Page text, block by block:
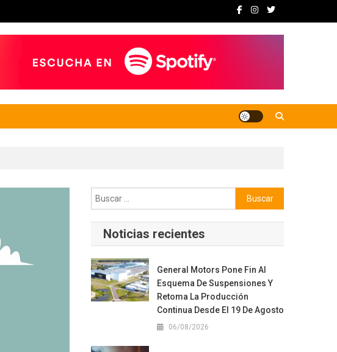
Buscar:
Noticias recientes
General Motors Pone Fin Al
Esquema De Suspensiones Y
Retoma La Producción
Continua Desde El 19 De Agosto
06/08/2026